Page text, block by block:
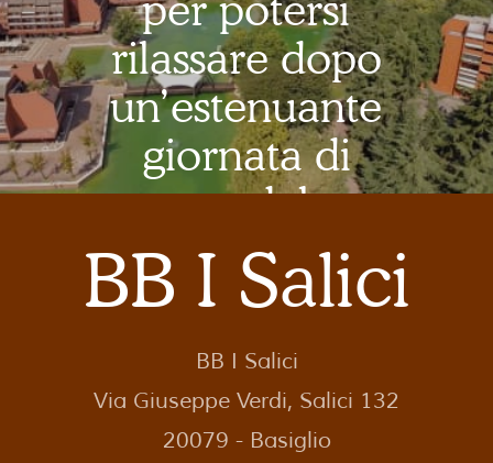
rilassare dopo
un’estenuante
giornata di
ospedale
CHE ASPETTATE A
BB I Salici
BB I Salici
Via Giuseppe Verdi, Salici 132
20079 - Basiglio